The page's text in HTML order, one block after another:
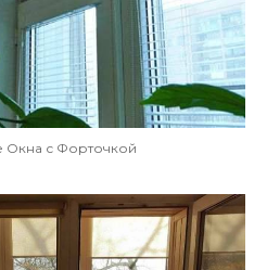
Окна с Форточкой